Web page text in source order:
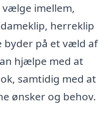
imellem,
herreklip
byder på et væld af
hjælpe med at
samtidig med at
ønsker og behov.